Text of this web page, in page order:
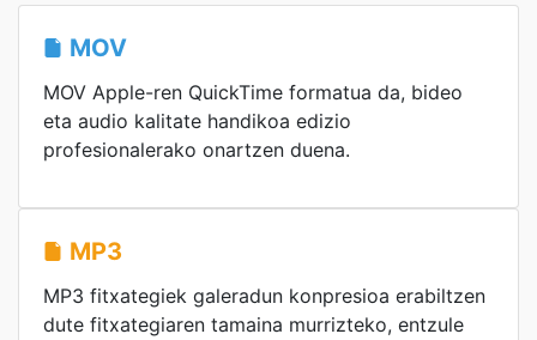
MOV
MOV Apple-ren QuickTime formatua da, bideo
eta audio kalitate handikoa edizio
profesionalerako onartzen duena.
MP3
MP3 fitxategiek galeradun konpresioa erabiltzen
dute fitxategiaren tamaina murrizteko, entzule